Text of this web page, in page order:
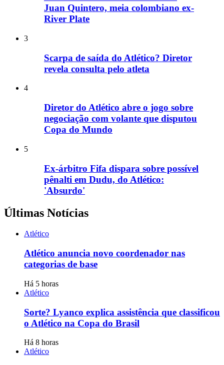
Juan Quintero, meia colombiano ex-
River Plate
3
Scarpa de saída do Atlético? Diretor
revela consulta pelo atleta
4
Diretor do Atlético abre o jogo sobre
negociação com volante que disputou
Copa do Mundo
5
Ex-árbitro Fifa dispara sobre possível
pênalti em Dudu, do Atlético:
'Absurdo'
Últimas Notícias
Atlético
Atlético anuncia novo coordenador nas
categorias de base
Há 5 horas
Atlético
Sorte? Lyanco explica assistência que classificou
o Atlético na Copa do Brasil
Há 8 horas
Atlético